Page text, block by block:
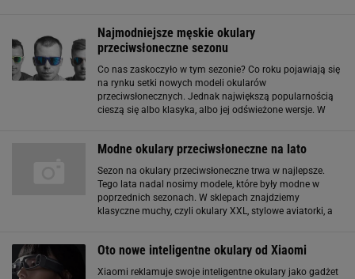
Najmodniejsze męskie okulary
przeciwsłoneczne sezonu
Co nas zaskoczyło w tym sezonie? Co roku pojawiają się
na rynku setki nowych modeli okularów
przeciwsłonecznych. Jednak największą popularnością
cieszą się albo klasyka, albo jej odświeżone wersje. W
Modne okulary przeciwsłoneczne na lato
Sezon na okulary przeciwsłoneczne trwa w najlepsze.
Tego lata nadal nosimy modele, które były modne w
poprzednich sezonach. W sklepach znajdziemy
klasyczne muchy, czyli okulary XXL, stylowe aviatorki, a
Oto nowe inteligentne okulary od Xiaomi
Xiaomi reklamuje swoje inteligentne okulary jako gadżet